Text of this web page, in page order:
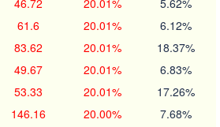
46.72 20.01% 5.62%
61.6 20.01% 6.12%
83.62 20.01% 18.37%
49.67 20.01% 6.83%
53.33 20.01% 17.26%
146.16 20.00% 7.68%